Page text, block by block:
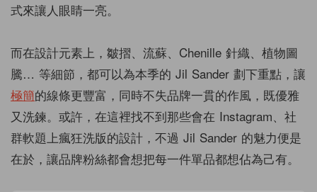
式來讓人眼睛一亮。
而在設計元素上，皺摺、流蘇、Chenille 針織、植物圖
騰… 等細節，都可以為本季的 Jil Sander 劃下重點，讓
極簡的線條更豐富，同時不失品牌一貫的作風，既優雅
又洗鍊。或許，在這裡找不到那些會在 Instagram、社
群軟題上瘋狂洗版的設計，不過 Jil Sander 的魅力便是
在於，讓品牌粉絲都會想把每一件單品都想佔為己有。